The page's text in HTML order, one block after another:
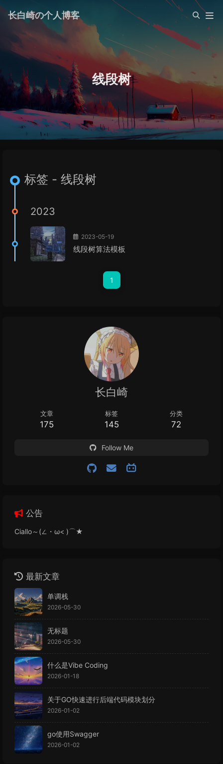
长白崎の个人博客
线段树
标签 - 线段树
2023
2023-05-19
线段树算法模板
1
长白崎
文章
175
标签
145
分类
72
Follow Me
公告
Ciallo～(∠・ω< )⌒★
最新文章
单调栈
2026-05-30
无标题
2026-05-30
什么是Vibe Coding
2026-01-18
关于GO快速进行后端代码模块划分
2026-01-02
go使用Swagger
2026-01-02